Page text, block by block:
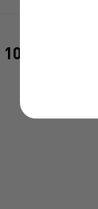
05/2023 À